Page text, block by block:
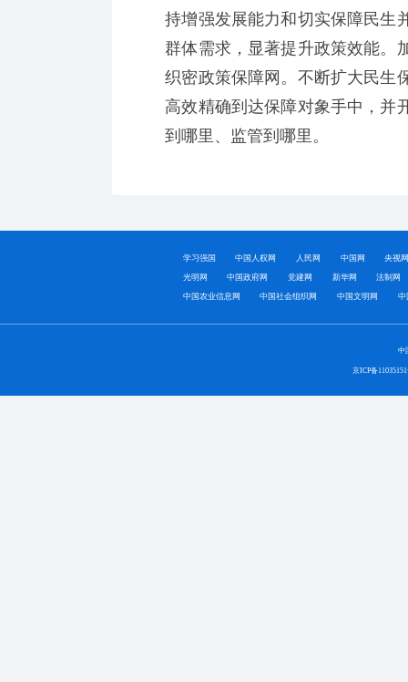
持增强发展能力和切实保障民生
群体需求，显著提升政策效能。
织密政策保障网。不断扩大民生
高效精确到达保障对象手中，并
到哪里、监管到哪里。
学习强国 中国人权网 人民网 中国网 央视
光明网 中国政府网 党建网 新华网 法制网
中国农业信息网 中国社会组织网 中国文明网 中
中
京ICP备